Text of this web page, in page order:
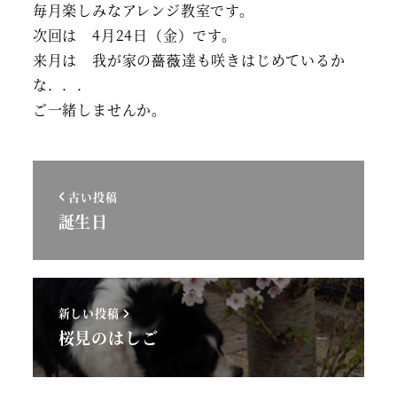
毎月楽しみなアレンジ教室です。
次回は 4月24日（金）です。
来月は 我が家の薔薇達も咲きはじめているか
な．．．
ご一緒しませんか。
古い投稿
誕生日
新しい投稿
桜見のはしご